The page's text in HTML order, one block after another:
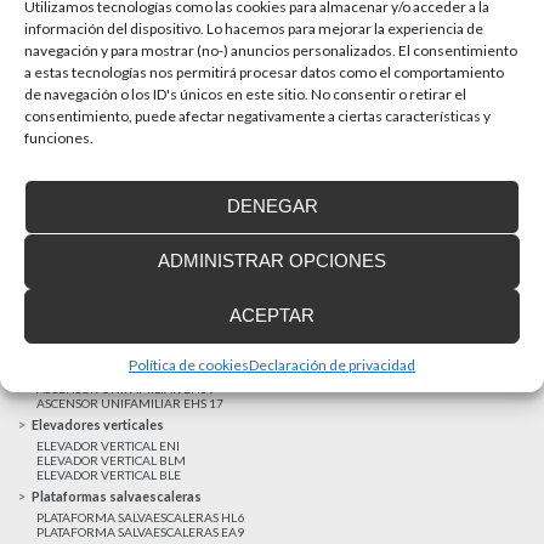
Utilizamos tecnologías como las cookies para almacenar y/o acceder a la
información del dispositivo. Lo hacemos para mejorar la experiencia de
navegación y para mostrar (no-) anuncios personalizados. El consentimiento
a estas tecnologías nos permitirá procesar datos como el comportamiento
de navegación o los ID's únicos en este sitio. No consentir o retirar el
consentimiento, puede afectar negativamente a ciertas características y
funciones.
ACEPTAR
DENEGAR
ADMINISTRAR OPCIONES
Política de cookiesDeclaración de privacidad
En la última década la accesibilidad universal se ha
convertido en una prioridad para...
Financiación a medida
Proyecto cofinanzado por el Fondo Europeo de Desarrollo Regional
ELEVADOR UNIFAMILIAR EHP 05
ASCENSOR UNIFAMILIAR EHS 17
Elevadores verticales
ELEVADOR VERTICAL ENI
ELEVADOR VERTICAL BLM
ELEVADOR VERTICAL BLE
Plataformas salvaescaleras
PLATAFORMA SALVAESCALERAS HL6
PLATAFORMA SALVAESCALERAS EA9